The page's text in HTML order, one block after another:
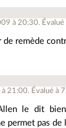
à 20:30. Évalué
remède
à 21:00. Évalué à7
le dit
permet pas